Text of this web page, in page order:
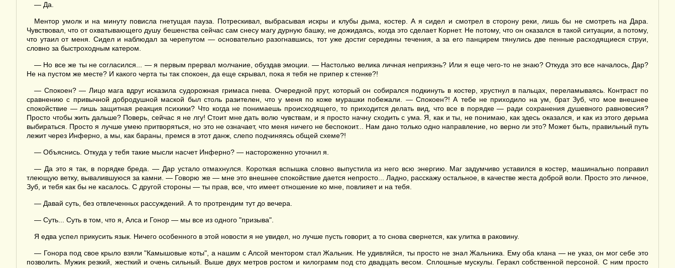
— Да.
Ментор умолк и на минуту повисла гнетущая пауза. Потрескивал, выбрасывая искры и клубы дыма, костер. А я сидел и смотрел в сторону реки, лишь бы не смотреть на Дара.
Чувствовал, что от охватывающего душу бешенства сейчас сам снесу магу дурную башку, не дожидаясь, когда это сделает Корнет. Не потому, что он оказался в такой ситуации, а потому,
что утаил от меня. Сидел и наблюдал за черепутом — основательно разогнавшись, тот уже достиг середины течения, а за его панцирем тянулись две пенные расходящиеся струи,
словно за быстроходным катером.
— Но все же ты не согласился... — я первым прервал молчание, обуздав эмоции. — Настолько велика личная неприязнь? Или я еще чего-то не знаю? Откуда это все началось, Дар?
Не на пустом же месте? И какого черта ты так спокоен, да еще скрывал, пока я тебя не припер к стенке?!
— Спокоен? — Лицо мага вдруг исказила судорожная гримаса гнева. Очередной прут, который он собирался подкинуть в костер, хрустнул в пальцах, переламываясь. Контраст по
сравнению с привычной добродушной маской был столь разителен, что у меня по коже мурашки побежали. — Спокоен?! А тебе не приходило на ум, брат Зуб, что мое внешнее
спокойствие — лишь защитная реакция психики? Что когда не понимаешь происходящего, то приходится делать вид, что все в порядке — ради сохранения душевного равновесия?
Просто чтобы жить дальше? Поверь, сейчас я не лгу! Стоит мне дать волю чувствам, и я просто начну сходить с ума. Я, как и ты, не понимаю, как здесь оказался, и как из этого дерьма
выбираться. Просто я лучше умею притворяться, но это не означает, что меня ничего не беспокоит... Нам дано только одно направление, но верно ли это? Может быть, правильный путь
лежит через Инферно, а мы, как бараны, премся в этот данж, слепо подчиняясь общей схеме?!
— Объяснись. Откуда у тебя такие мысли насчет Инферно? — настороженно уточнил я.
— Да это я так, в порядке бреда. — Дар устало отмахнулся. Короткая вспышка словно выпустила из него всю энергию. Маг задумчиво уставился в костер, машинально поправил
тлеющую ветку, вывалившуюся за камни. — Говорю же — мне это внешнее спокойствие дается непросто... Ладно, расскажу остальное, в качестве жеста доброй воли. Просто это личное,
Зуб, и тебя как бы не касалось. С другой стороны — ты прав, все, что имеет отношение ко мне, повлияет и на тебя.
— Давай суть, без отвлеченных рассуждений. А то протрендим тут до вечера.
— Суть... Суть в том, что я, Алса и Гонор — мы все из одного "призыва".
Я едва успел прикусить язык. Ничего особенного в этой новости я не увидел, но лучше пусть говорит, а то снова свернется, как улитка в раковину.
— Гонора под свое крыло взяли "Камышовые коты", а нашим с Алсой ментором стал Жальник. Не удивляйся, ты просто не знал Жальника. Ему оба клана — не указ, он мог себе это
позволить. Мужик резкий, жесткий и очень сильный. Выше двух метров ростом и килограмм под сто двадцать весом. Сплошные мускулы. Геракл собственной персоной. С ним просто